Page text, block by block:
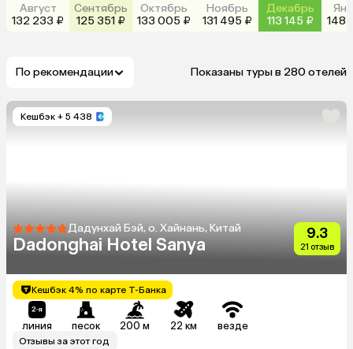
Август
132 233 ₽
Сентябрь
125 351 ₽
Октябрь
133 005 ₽
Ноябрь
131 495 ₽
Декабрь
113 145 ₽
148
По рекомендации Показаны туры в 280 отелей
Кешбэк + 5 438
Дадунхай Бэй, о. Хайнань, Китай
Dadonghai Hotel Sanya
9.3
21 отзыв
Кешбэк 4% по карте Т-Банка
линия песок 200 м 22 км везде
Отзывы за этот год